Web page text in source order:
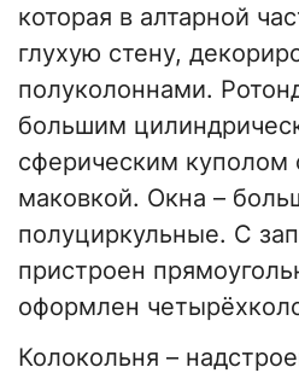
которая в алтарной
глухую стену,
полуколоннами.
большим
сферическим куполом
маковкой. Окна –
полуциркульные. С
пристроен
оформлен
Колокольня –